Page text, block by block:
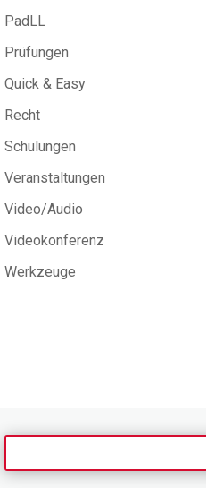
PadLL
Prüfungen
Quick & Easy
Recht
Schulungen
Veranstaltungen
Video/Audio
Videokonferenz
Werkzeuge